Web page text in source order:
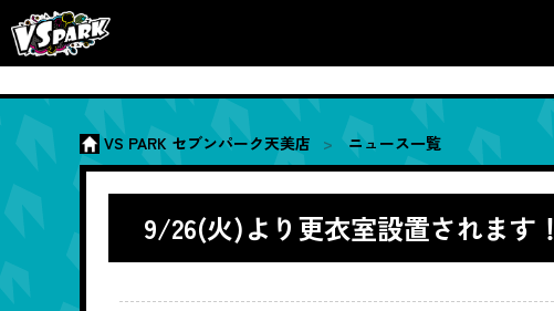
VS PARK セブンパーク天美店 ニュース一覧
9/26(火)より更衣室設置されます！